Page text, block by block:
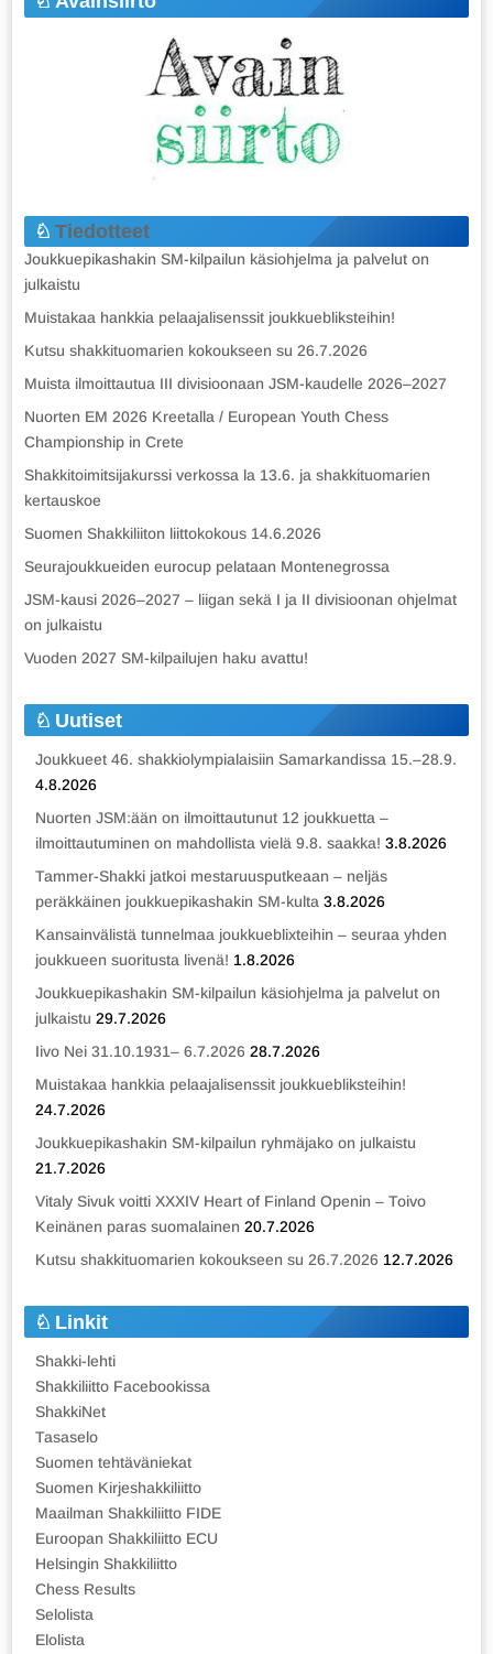
Tiedotteet
Joukkuepikashakin SM-kilpailun käsiohjelma ja palvelut on
julkaistu
Muistakaa hankkia pelaajalisenssit joukkuebliksteihin!
Kutsu shakkituomarien kokoukseen su 26.7.2026
Muista ilmoittautua III divisioonaan JSM-kaudelle 2026–2027
Nuorten EM 2026 Kreetalla / European Youth Chess
Championship in Crete
Shakkitoimitsijakurssi verkossa la 13.6. ja shakkituomarien
kertauskoe
Suomen Shakkiliiton liittokokous 14.6.2026
Seurajoukkueiden eurocup pelataan Montenegrossa
JSM-kausi 2026–2027 – liigan sekä I ja II divisioonan ohjelmat
on julkaistu
Vuoden 2027 SM-kilpailujen haku avattu!
Uutiset
Joukkueet 46. shakkiolympialaisiin Samarkandissa 15.–28.9.
4.8.2026
Nuorten JSM:ään on ilmoittautunut 12 joukkuetta –
ilmoittautuminen on mahdollista vielä 9.8. saakka! 3.8.2026
Tammer-Shakki jatkoi mestaruusputkeaan – neljäs
peräkkäinen joukkuepikashakin SM-kulta 3.8.2026
Kansainvälistä tunnelmaa joukkueblixteihin – seuraa yhden
joukkueen suoritusta livenä! 1.8.2026
Joukkuepikashakin SM-kilpailun käsiohjelma ja palvelut on
julkaistu 29.7.2026
Iivo Nei 31.10.1931– 6.7.2026 28.7.2026
Muistakaa hankkia pelaajalisenssit joukkuebliksteihin!
24.7.2026
Joukkuepikashakin SM-kilpailun ryhmäjako on julkaistu
21.7.2026
Vitaly Sivuk voitti XXXIV Heart of Finland Openin – Toivo
Keinänen paras suomalainen 20.7.2026
Kutsu shakkituomarien kokoukseen su 26.7.2026 12.7.2026
Linkit
Shakki-lehti
Shakkiliitto Facebookissa
ShakkiNet
Tasaselo
Suomen tehtäväniekat
Suomen Kirjeshakkiliitto
Maailman Shakkiliitto FIDE
Euroopan Shakkiliitto ECU
Helsingin Shakkiliitto
Chess Results
Selolista
Elolista